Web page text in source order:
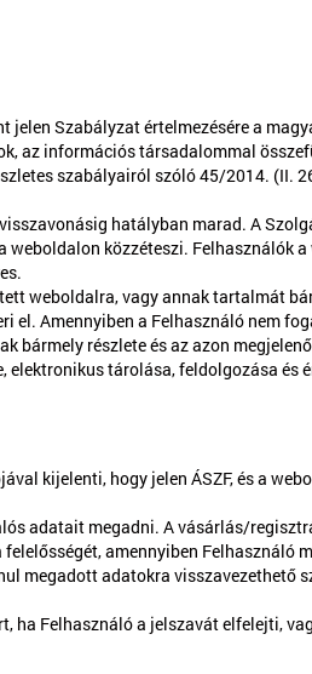
Szabályzat értelmezésére a
az információs társadalommal
szabályairól szóló 45/2014. (II.
hatályban marad. A
közzéteszi.
weboldalra, vagy annak tartalmát
el. Amennyiben a Felhasználó nem
bármely részlete és az azon
elektronikus tárolása, feldolgozása
kijelenti, hogy jelen ÁSZF, és a
adatait megadni. A vásárlás/
amennyiben Felhasználó
megadott adatokra visszavezethető
ha Felhasználó a jelszavát elfelejti,